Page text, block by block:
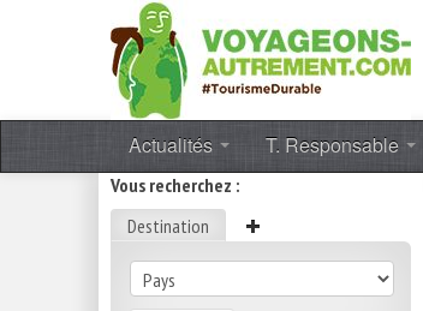
Actualités T. Responsable
Vous recherchez :
Destination